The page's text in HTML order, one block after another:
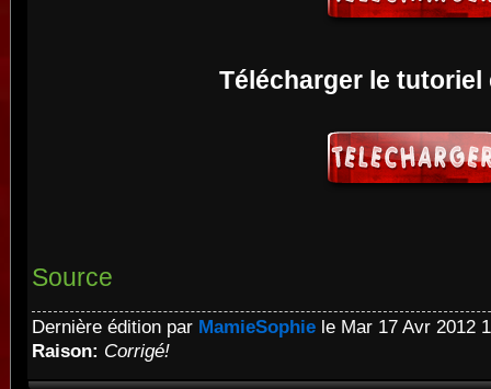
Télécharger le tutoriel
Source
Dernière édition par MamieSophie le Mar 17 Avr 2012
Raison: Corrigé!